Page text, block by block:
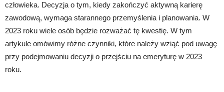
człowieka. Decyzja o tym, kiedy zakończyć aktywną karierę
zawodową, wymaga starannego przemyślenia i planowania. W
2023 roku wiele osób będzie rozważać tę kwestię. W tym
artykule omówimy różne czynniki, które należy wziąć pod uwagę
przy podejmowaniu decyzji o przejściu na emeryturę w 2023
roku.